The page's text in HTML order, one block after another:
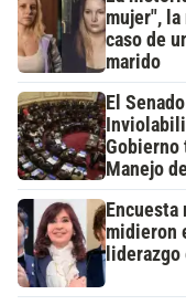
mujer",
caso de
marido
El
Gobierno
Manejo
midieron